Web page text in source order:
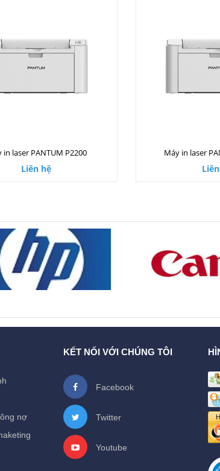
in laser PANTUM P2200
Liên hệ
Máy in laser
nợ
KẾT NỐI VỚI CHÚNG TÔI
Facebook
Twitter
Youtube